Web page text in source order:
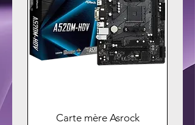
Carte mère Asrock